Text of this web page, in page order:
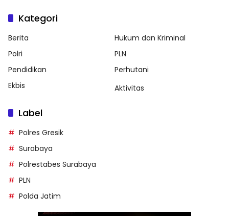
Kategori
Berita
Hukum dan Kriminal
Polri
PLN
Pendidikan
Perhutani
Ekbis
Aktivitas
Label
Polres Gresik
Surabaya
Polrestabes Surabaya
PLN
Polda Jatim